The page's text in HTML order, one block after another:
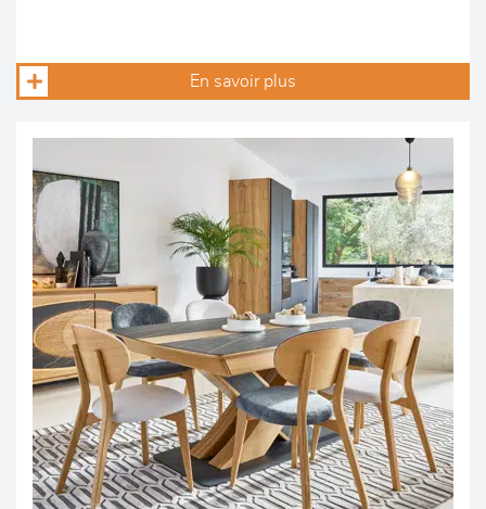
En savoir plus